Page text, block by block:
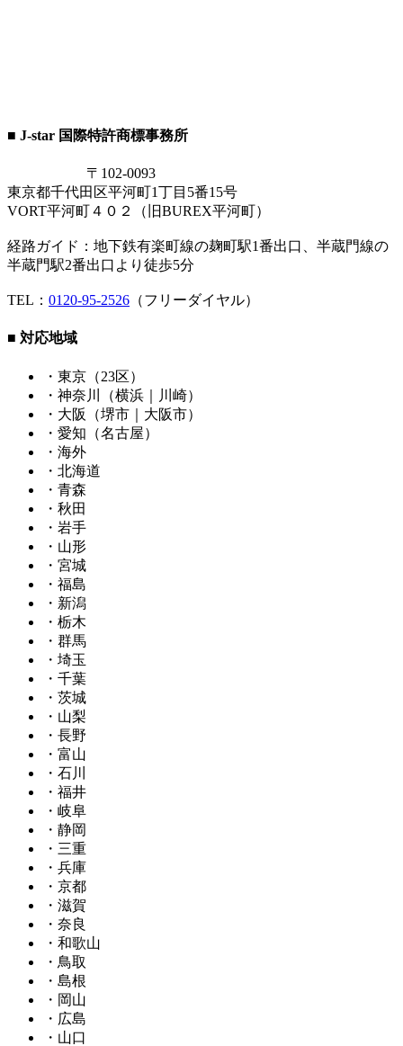
■ J-star 国際特許商標事務所
〒102-0093
東京都千代田区平河町1丁目5番15号
VORT平河町４０２（旧BUREX平河町）
経路ガイド：地下鉄有楽町線の麹町駅1番出口、半蔵門線の
半蔵門駅2番出口より徒歩5分
TEL： 0120-95-2526 （フリーダイヤル）
■ 対応地域
・東京（23区）
・神奈川（横浜｜川崎）
・大阪（堺市｜大阪市）
・愛知（名古屋）
・海外
・北海道
・青森
・秋田
・岩手
・山形
・宮城
・福島
・新潟
・栃木
・群馬
・埼玉
・千葉
・茨城
・山梨
・長野
・富山
・石川
・福井
・岐阜
・静岡
・三重
・兵庫
・京都
・滋賀
・奈良
・和歌山
・鳥取
・島根
・岡山
・広島
・山口